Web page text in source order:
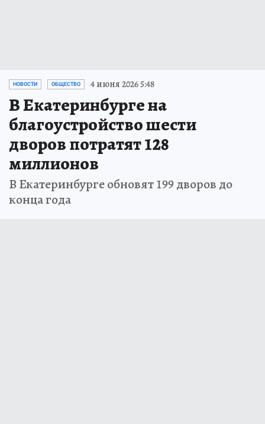
НОВОСТИ ОБЩЕСТВО 4 июня 2026 5:48
В Екатеринбурге на
благоустройство шести
дворов потратят 128
миллионов
В Екатеринбурге обновят 199 дворов до
конца года